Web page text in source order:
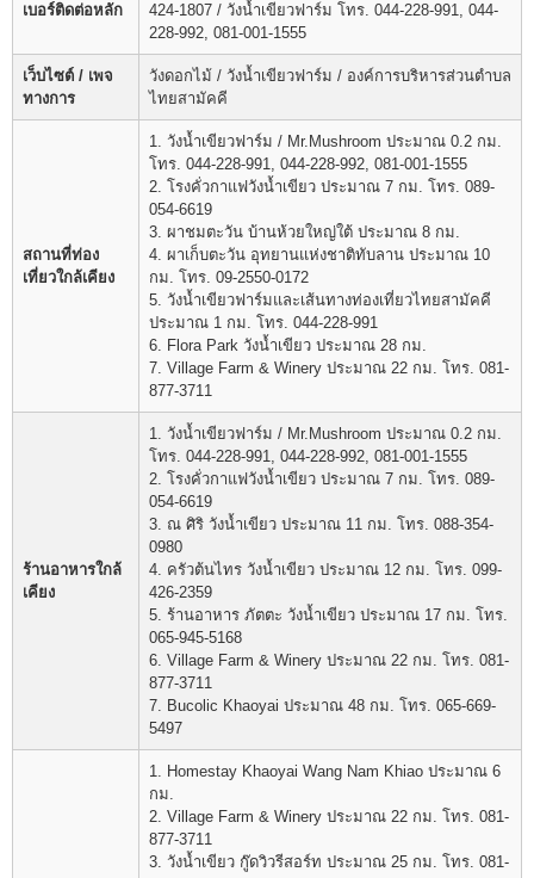
เบอร์ติดต่อหลัก
424-1807 / วังน้ำเขียวฟาร์ม โทร. 044-228-991, 044-
228-992, 081-001-1555
เว็บไซต์ / เพจ
ทางการ
วังดอกไม้ / วังน้ำเขียวฟาร์ม / องค์การบริหารส่วนตำบล
ไทยสามัคคี
สถานที่ท่อง
เที่ยวใกล้เคียง
1. วังน้ำเขียวฟาร์ม / Mr.Mushroom ประมาณ 0.2 กม.
โทร. 044-228-991, 044-228-992, 081-001-1555
2. โรงคั่วกาแฟวังน้ำเขียว ประมาณ 7 กม. โทร. 089-
054-6619
3. ผาชมตะวัน บ้านห้วยใหญ่ใต้ ประมาณ 8 กม.
4. ผาเก็บตะวัน อุทยานแห่งชาติทับลาน ประมาณ 10
กม. โทร. 09-2550-0172
5. วังน้ำเขียวฟาร์มและเส้นทางท่องเที่ยวไทยสามัคคี
ประมาณ 1 กม. โทร. 044-228-991
6. Flora Park วังน้ำเขียว ประมาณ 28 กม.
7. Village Farm & Winery ประมาณ 22 กม. โทร. 081-
877-3711
ร้านอาหารใกล้
เคียง
1. วังน้ำเขียวฟาร์ม / Mr.Mushroom ประมาณ 0.2 กม.
โทร. 044-228-991, 044-228-992, 081-001-1555
2. โรงคั่วกาแฟวังน้ำเขียว ประมาณ 7 กม. โทร. 089-
054-6619
3. ณ ศิริ วังน้ำเขียว ประมาณ 11 กม. โทร. 088-354-
0980
4. ครัวต้นไทร วังน้ำเขียว ประมาณ 12 กม. โทร. 099-
426-2359
5. ร้านอาหาร ภัตตะ วังน้ำเขียว ประมาณ 17 กม. โทร.
065-945-5168
6. Village Farm & Winery ประมาณ 22 กม. โทร. 081-
877-3711
7. Bucolic Khaoyai ประมาณ 48 กม. โทร. 065-669-
5497
1. Homestay Khaoyai Wang Nam Khiao ประมาณ 6
กม.
2. Village Farm & Winery ประมาณ 22 กม. โทร. 081-
877-3711
3. วังน้ำเขียว กู๊ดวิวรีสอร์ท ประมาณ 25 กม. โทร. 081-